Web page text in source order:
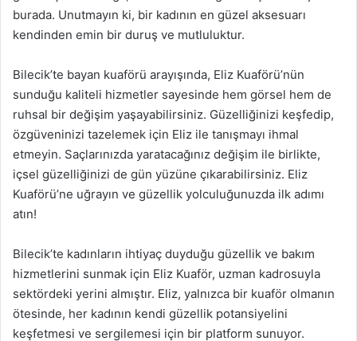
burada. Unutmayın ki, bir kadının en güzel aksesuarı
kendinden emin bir duruş ve mutluluktur.
Bilecik’te bayan kuaförü arayışında, Eliz Kuaförü’nün
sunduğu kaliteli hizmetler sayesinde hem görsel hem de
ruhsal bir değişim yaşayabilirsiniz. Güzelliğinizi keşfedip,
özgüveninizi tazelemek için Eliz ile tanışmayı ihmal
etmeyin. Saçlarınızda yaratacağınız değişim ile birlikte,
içsel güzelliğinizi de gün yüzüne çıkarabilirsiniz. Eliz
Kuaförü’ne uğrayın ve güzellik yolculuğunuzda ilk adımı
atın!
Bilecik’te kadınların ihtiyaç duyduğu güzellik ve bakım
hizmetlerini sunmak için Eliz Kuaför, uzman kadrosuyla
sektördeki yerini almıştır. Eliz, yalnızca bir kuaför olmanın
ötesinde, her kadının kendi güzellik potansiyelini
keşfetmesi ve sergilemesi için bir platform sunuyor.